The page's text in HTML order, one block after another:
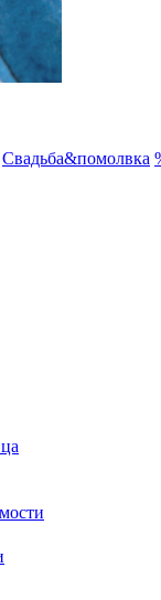
Свадьба&помолвка